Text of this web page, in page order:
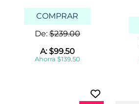
COMPRAR
De:$239.00
A:$99.50
Ahorra $139.50